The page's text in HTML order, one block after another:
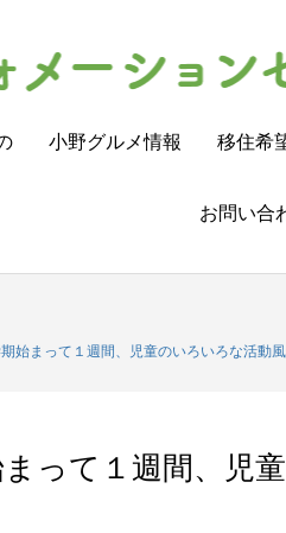
小野グルメ情報 移住希
お問い合
始まって１週間、児童のいろいろな活動風
まって１週間、児